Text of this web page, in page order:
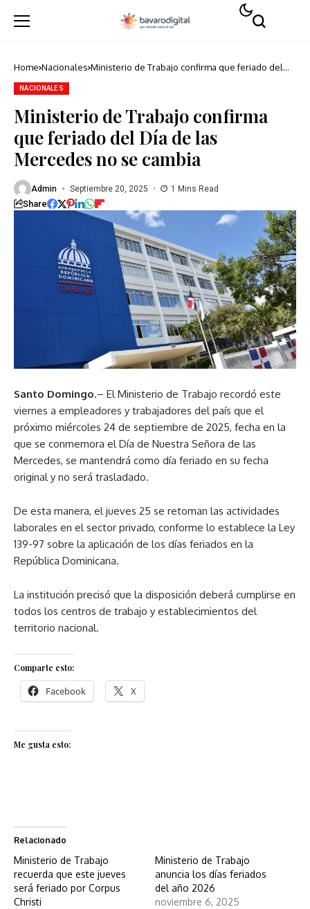
Home Nacionales Ministerio de Trabajo confirma que feriado del
NACIONALES
Ministerio de Trabajo confirma
que feriado del Día de las
Mercedes no se cambia
Admin Septiembre 20, 2025 1 Mins Read
Share
Santo Domingo.– El Ministerio de Trabajo recordó este
viernes a empleadores y trabajadores del país que el
próximo miércoles 24 de septiembre de 2025, fecha en la
que se conmemora el Día de Nuestra Señora de las
Mercedes, se mantendrá como día feriado en su fecha
original y no será trasladado.
De esta manera, el jueves 25 se retoman las actividades
laborales en el sector privado, conforme lo establece la Ley
139-97 sobre la aplicación de los días feriados en la
República Dominicana.
La institución precisó que la disposición deberá cumplirse en
todos los centros de trabajo y establecimientos del
territorio nacional.
Comparte esto:
Facebook X
Me gusta esto:
Relacionado
Ministerio de Trabajo
recuerda que este jueves
será feriado por Corpus
Christi
Ministerio de Trabajo
anuncia los días feriados
del año 2026
noviembre 6, 2025